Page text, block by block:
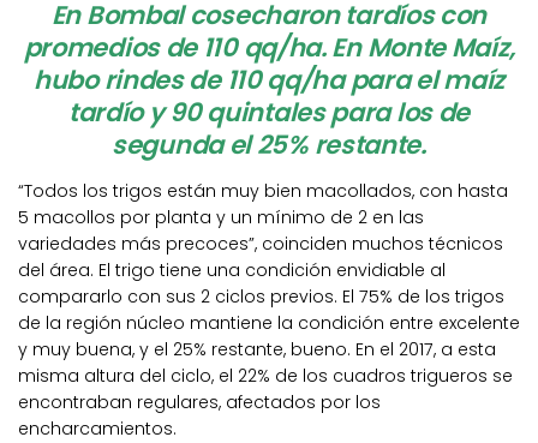
En Bombal cosecharon tardíos con
promedios de 110 qq/ha. En Monte Maíz,
hubo rindes de 110 qq/ha para el maíz
tardío y 90 quintales para los de
segunda el 25% restante.
“Todos los trigos están muy bien macollados, con hasta
5 macollos por planta y un mínimo de 2 en las
variedades más precoces”, coinciden muchos técnicos
del área. El trigo tiene una condición envidiable al
compararlo con sus 2 ciclos previos. El 75% de los trigos
de la región núcleo mantiene la condición entre excelente
y muy buena, y el 25% restante, bueno. En el 2017, a esta
misma altura del ciclo, el 22% de los cuadros trigueros se
encontraban regulares, afectados por los
encharcamientos.